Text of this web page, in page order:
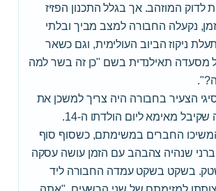
לדוק המוזהב. אך בגלל התכנון הפזיז
נקעלה החבורה למצב מביך ובלתי
ניקוז הביוב העולימית, וגם כשאר
מסעדה תאילנדית בשם "כן זה בשר למה
הצעיר בחבורה היה צריך למשכן את
מאימא ליום הולדתו ה-14.
המשיכו החברים במשימתם, כשסוף סוף
שנהיה צהבהב עם הזמן עושה עסקה
בשקט בשקט עמדה החבורה ליד